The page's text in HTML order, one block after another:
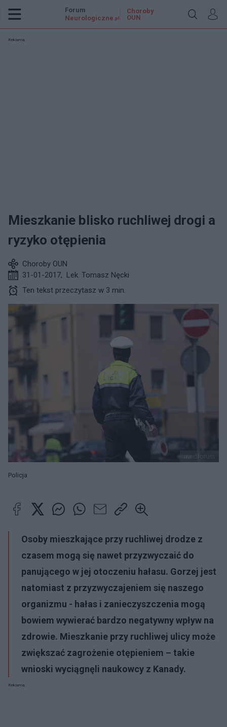
Forum
Neurologiczne .pl
Choroby
OUN
Reklama:
Mieszkanie blisko ruchliwej drogi a
ryzyko otępienia
Choroby OUN
31-01-2017, Lek. Tomasz Nęcki
Ten tekst przeczytasz w 3 min.
medforum
Policja
Osoby mieszkające przy ruchliwej drodze z
czasem mogą się nawet przyzwyczaić do
panującego w jej otoczeniu hałasu. Gorzej jest
natomiast z przyzwyczajeniem się naszego
organizmu - hałas i zanieczyszczenia mogą
bowiem wywierać bardzo negatywny wpływ na
zdrowie. Mieszkanie przy ruchliwej ulicy może
zwiększać zagrożenie otępieniem – takie
wnioski wyciągnęli naukowcy z Kanady.
Reklama: